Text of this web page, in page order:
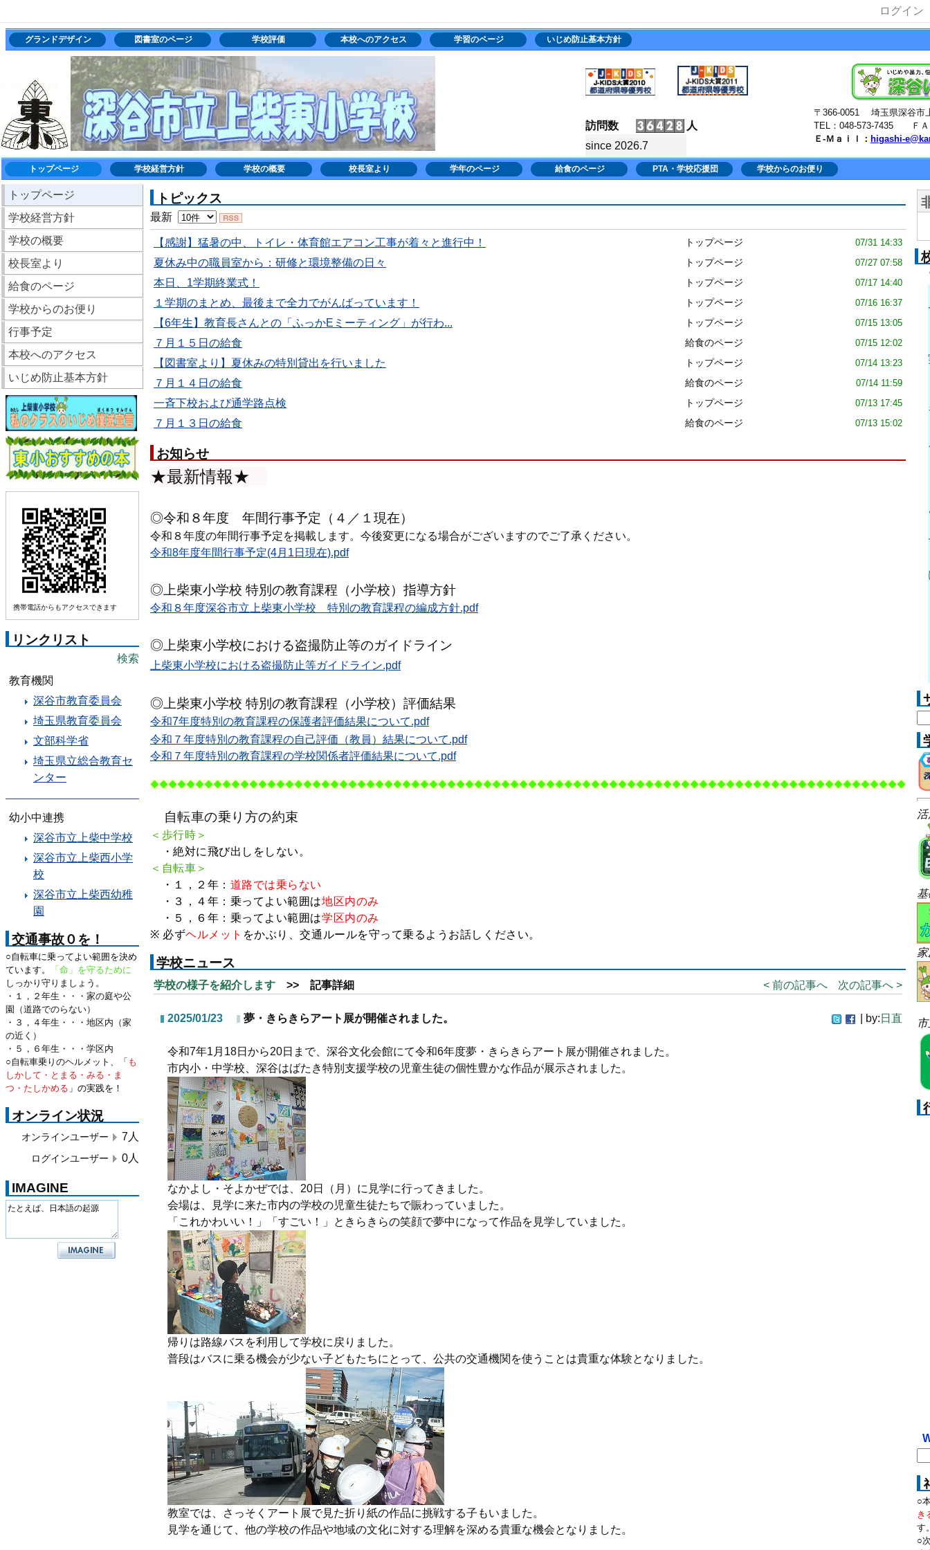
ログイン
グランドデザイン 図書室のページ 学校評価 本校へのアクセス 学習のページ いじめ防止基本方針
訪問数
人
since 2026.7
〒366-0051 埼玉県深
TEL：048-573-7435 ＦＡ
Ｅ-Ｍａｉｌ： higashi-
トップページ 学校経営方針 学校の概要 校長室より 学年のページ 給食のページ PTA・学校応援団 学校からのお便り
トップページ
学校経営方針
学校の概要
校長室より
給食のページ
学校からのお便り
行事予定
本校へのアクセス
いじめ防止基本方針
携帯電話からもアクセスできます
リンクリスト
検索
教育機関
深谷市教育委員会
埼玉県教育委員会
文部科学省
埼玉県立総合教育セ
ンター
幼小中連携
深谷市立上柴中学校
深谷市立上柴西小学
校
深谷市立上柴西幼稚
園
交通事故０を！
○自転車に乗ってよい範囲を決め
ています。
「命」を守るために
しっかり守りましょう。
・１，２年生・・・家の庭や公
園（道路でのらない）
・３，４年生・・・地区内（家
の近く）
・５，６年生・・・学区内
○自転車乗りのヘルメット、「 も
しかして・とまる・みる・ま
つ・たしかめる 」の実践を！
オンライン状況
オンラインユーザー 7人
ログインユーザー 0人
IMAGINE
トピックス
最新
【感謝】猛暑の中、トイレ・体育館エアコン工事が着々と進行中！ トップページ 07/31 14:33
夏休み中の職員室から：研修と環境整備の日々 トップページ 07/27 07:58
本日、1学期終業式！ トップページ 07/17 14:40
１学期のまとめ、最後まで全力でがんばっています！ トップページ 07/16 16:37
【6年生】教育長さんとの「ふっかEミーティング」が行わ... トップページ 07/15 13:05
７月１５日の給食 給食のページ 07/15 12:02
【図書室より】夏休みの特別貸出を行いました トップページ 07/14 13:23
７月１４日の給食 給食のページ 07/14 11:59
一斉下校および通学路点検 トップページ 07/13 17:45
７月１３日の給食 給食のページ 07/13 15:02
お知らせ
★最新情報★
◎令和８年度 年間行事予定（４／１現在）
令和８年度の年間行事予定を掲載します。今後変更になる場合がございますのでご了承ください。
令和8年度年間行事予定(4月1日現在).pdf
◎上柴東小学校 特別の教育課程（小学校）指導方針
令和８年度深谷市立上柴東小学校 特別の教育課程の編成方針.pdf
◎上柴東小学校における盗撮防止等のガイドライン
上柴東小学校における盗撮防止等ガイドライン.pdf
◎上柴東小学校 特別の教育課程（小学校）評価結果
令和7年度特別の教育課程の保護者評価結果について.pdf
令和７年度特別の教育課程の自己評価（教員）結果について.pdf
令和７年度特別の教育課程の学校関係者評価結果について.pdf
◆◆◆◆◆◆◆◆◆◆◆◆◆◆◆◆◆◆◆◆◆◆◆◆◆◆◆◆◆◆◆◆◆◆◆◆◆◆◆◆◆◆◆◆◆◆◆◆◆◆◆◆◆◆◆◆◆◆◆◆◆◆◆◆◆◆◆◆◆◆◆◆◆◆◆◆◆◆◆◆◆◆◆◆
自転車の乗り方の約束
＜歩行時＞
・絶対に飛び出しをしない。
＜自転車＞
・１，２年： 道路では乗らない
・３，４年：乗ってよい範囲は地区内のみ
・５，６年：乗ってよい範囲は学区内のみ
※ 必ずヘルメット をかぶり、交通ルールを守って乗るようお話しください。
学校ニュース
学校の様子を紹介します >> 記事詳細 < 前の記事へ 次の記事へ >
2025/01/23 夢・きらきらアート展が開催されました。 | by: 日直
令和7年1月18日から20日まで、深谷文化会館にて令和6年度夢・きらきらアート展が開催されました。
市内小・中学校、深谷はばたき特別支援学校の児童生徒の個性豊かな作品が展示されました。
なかよし・そよかぜでは、20日（月）に見学に行ってきました。
会場は、見学に来た市内の学校の児童生徒たちで賑わっていました。
「これかわいい！」「すごい！」ときらきらの笑顔で夢中になって作品を見学していました。
帰りは路線バスを利用して学校に戻りました。
普段はバスに乗る機会が少ない子どもたちにとって、公共の交通機関を使うことは貴重な体験となりました。
教室では、さっそくアート展で見た折り紙の作品に挑戦する子もいました。
見学を通じて、他の学校の作品や地域の文化に対する理解を深める貴重な機会となりました。
○
き
す
○